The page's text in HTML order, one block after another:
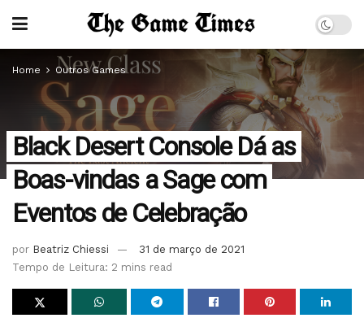
Home Outros Games
Black Desert Console Dá as
Boas-vindas a Sage com
Eventos de Celebração
por Beatriz Chiessi
31 de março de 2021
Tempo de Leitura: 2 mins read